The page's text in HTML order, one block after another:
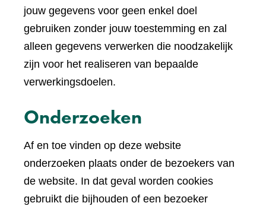
naar
een
andere
website)
jouw gegevens voor geen enkel doel
gebruiken zonder jouw toestemming en zal
alleen gegevens verwerken die noodzakelijk
zijn voor het realiseren van bepaalde
verwerkingsdoelen.
Onderzoeken
Af en toe vinden op deze website
onderzoeken plaats onder de bezoekers van
de website. In dat geval worden cookies
gebruikt die bijhouden of een bezoeker